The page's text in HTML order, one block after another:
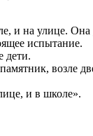
и на улице. Она
испытание.
дети.
возле
и в школе».